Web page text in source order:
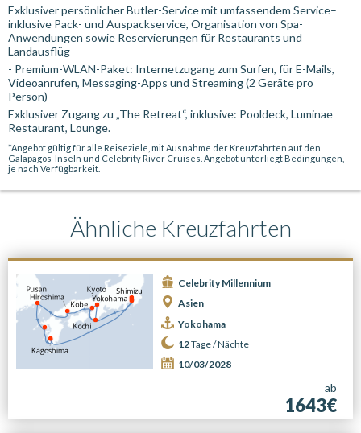
Exklusiver persönlicher Butler-Service mit umfassendem Service–
inklusive Pack- und Auspackservice, Organisation von Spa-
Anwendungen sowie Reservierungen für Restaurants und
Landausflüg
- Premium-WLAN-Paket: Internetzugang zum Surfen, für E-Mails,
Videoanrufen, Messaging-Apps und Streaming (2 Geräte pro
Person)
Exklusiver Zugang zu „The Retreat“, inklusive: Pooldeck, Luminae
Restaurant, Lounge.
*Angebot gültig für alle Reiseziele, mit Ausnahme der Kreuzfahrten auf den
Galapagos-Inseln und Celebrity River Cruises. Angebot unterliegt Bedingungen,
je nach Verfügbarkeit.
Ähnliche Kreuzfahrten
Celebrity Millennium
Asien
Yokohama
12Tage /Nächte
10/03/2028
ab
1643€